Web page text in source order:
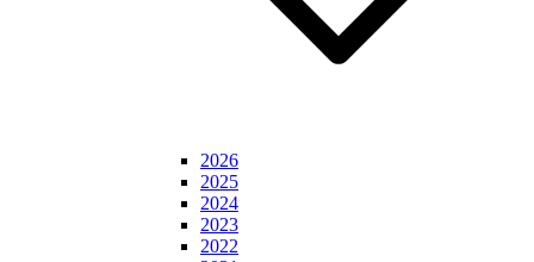
2026
2025
2024
2023
2022